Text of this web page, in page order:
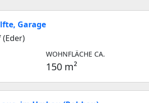
Garage
(Eder)
WOHNFLÄCHE CA.
150 m²